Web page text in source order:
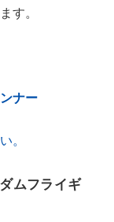
す。
ナー
。
ムフライギ